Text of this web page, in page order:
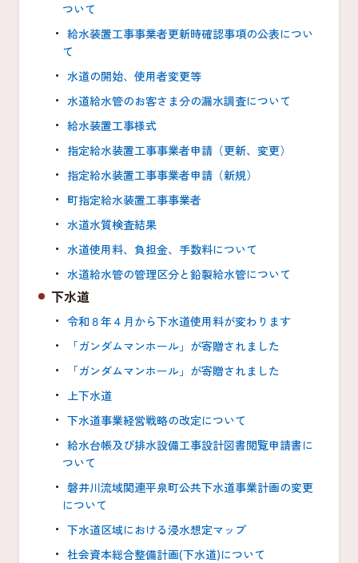
ついて
給水装置工事事業者更新時確認事項の公表につい
て
水道の開始、使用者変更等
水道給水管のお客さま分の漏水調査について
給水装置工事様式
指定給水装置工事事業者申請（更新、変更）
指定給水装置工事事業者申請（新規）
町指定給水装置工事事業者
水道水質検査結果
水道使用料、負担金、手数料について
水道給水管の管理区分と鉛製給水管について
下水道
令和８年４月から下水道使用料が変わります
「ガンダムマンホール」が寄贈されました
「ガンダムマンホール」が寄贈されました
上下水道
下水道事業経営戦略の改定について
給水台帳及び排水設備工事設計図書閲覧申請書に
ついて
磐井川流域関連平泉町公共下水道事業計画の変更
について
下水道区域における浸水想定マップ
社会資本総合整備計画(下水道)について